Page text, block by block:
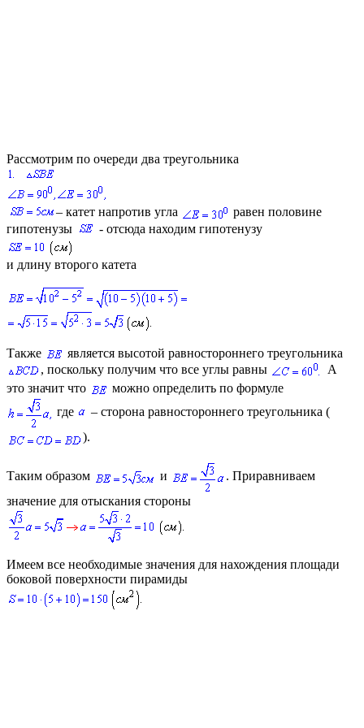
Рассмотрим по очереди два треугольника
– катет напротив угла
равен половине
гипотенузы
- отсюда находим гипотенузу
и длину второго катета
Также
является высотой равностороннего треугольника
, поскольку получим что все углы равны
А
это значит что
можно определить по формуле
где
– сторона равностороннего треугольника (
).
Таким образом и
. Приравниваем
значение для отыскания стороны
Имеем все необходимые значения для нахождения площади
боковой поверхности пирамиды